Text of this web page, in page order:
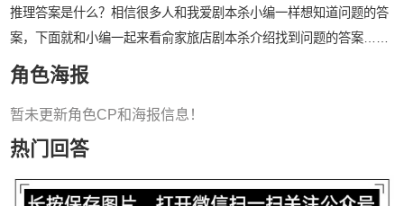
推理答案是什么？相信很多人和我爱剧本杀小编一样想知道问题的答
案，下面就和小编一起来看俞家旅店剧本杀介绍找到问题的答案……
角色海报
暂未更新角色CP和海报信息！
热门回答